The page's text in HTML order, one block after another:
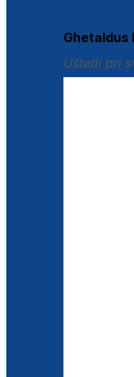
Ghetaldus
Uštedi pri